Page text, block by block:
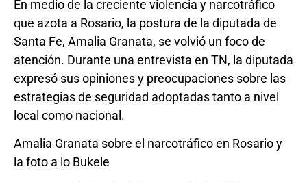
En medio de la creciente violencia y narcotráfico
que azota a Rosario, la postura de la diputada de
Santa Fe, Amalia Granata, se volvió un foco de
atención. Durante una entrevista en TN, la diputada
expresó sus opiniones y preocupaciones sobre las
estrategias de seguridad adoptadas tanto a nivel
local como nacional.
Amalia Granata sobre el narcotráfico en Rosario y
la foto a lo Bukele